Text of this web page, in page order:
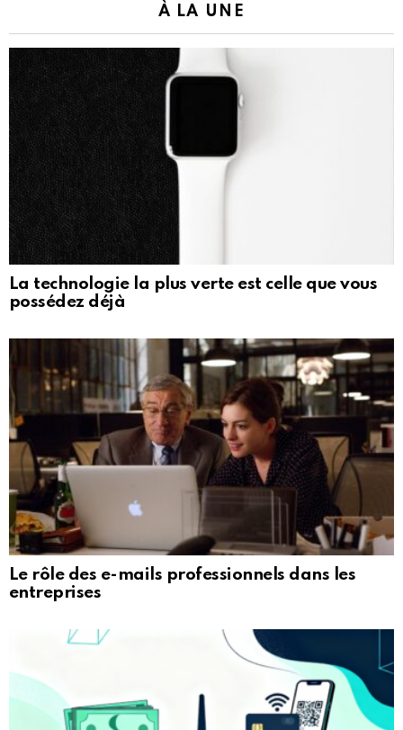
À LA UNE
La technologie la plus verte est celle que vous
possédez déjà
Le rôle des e-mails professionnels dans les
entreprises